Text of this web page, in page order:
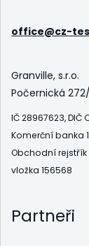
office@cz-
Granville, s.r.o.
Počernická
IČ 28967623, DIČ
Komerční banka
Obchodní rejstřík
vložka 156568
Partneři